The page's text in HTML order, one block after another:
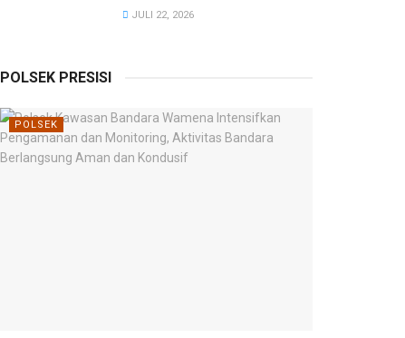
JULI 22, 2026
POLSEK PRESISI
POLSEK